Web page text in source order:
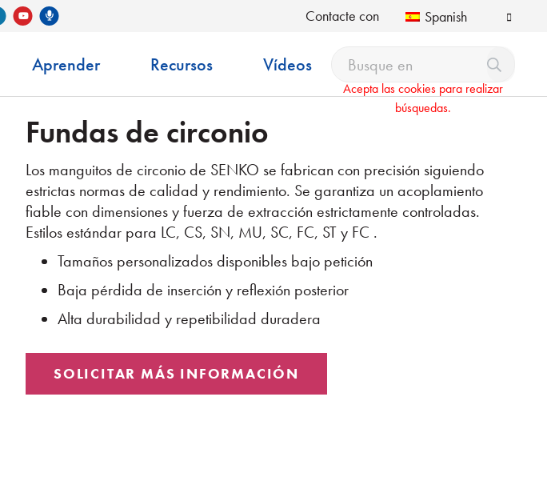
LinkedInYouTubePodcast de Senko Contacte con Spanish
Aprender Recursos Vídeos
Acepta las cookies para realizar
búsquedas.
Fundas de circonio
Los manguitos de circonio de SENKO se fabrican con precisión siguiendo
estrictas normas de calidad y rendimiento. Se garantiza un acoplamiento
fiable con dimensiones y fuerza de extracción estrictamente controladas.
Estilos estándar para LC, CS, SN, MU, SC, FC, ST y FC .
Tamaños personalizados disponibles bajo petición
Baja pérdida de inserción y reflexión posterior
Alta durabilidad y repetibilidad duradera
SOLICITAR MÁS INFORMACIÓN